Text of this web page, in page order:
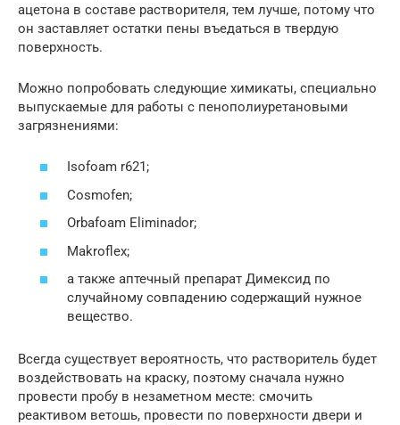
ацетона в составе растворителя, тем лучше, потому что
он заставляет остатки пены въедаться в твердую
поверхность.
Можно попробовать следующие химикаты, специально
выпускаемые для работы с пенополиуретановыми
загрязнениями:
Isofoam r621;
Cosmofen;
Orbafoam Eliminador;
Makroflex;
а также аптечный препарат Димексид по
случайному совпадению содержащий нужное
вещество.
Всегда существует вероятность, что растворитель будет
воздействовать на краску, поэтому сначала нужно
провести пробу в незаметном месте: смочить
реактивом ветошь, провести по поверхности двери и